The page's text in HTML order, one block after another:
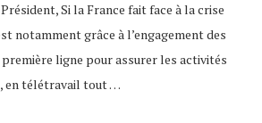
Si la France fait face à la crise
notamment grâce à l’engagement des
première ligne pour assurer les activités
en télétravail tout …